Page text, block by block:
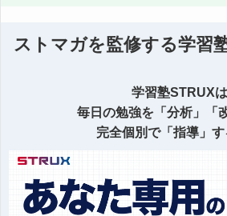
ストマガを監修する学習
学習塾STRUXは
毎日の勉強を「分析」「
完全個別で「指導」す